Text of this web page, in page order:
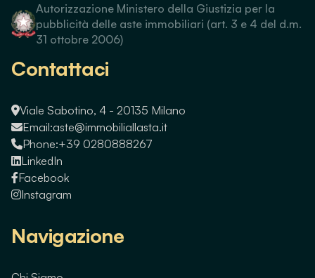
Autorizzazione Ministero della Giustizia per la
pubblicità delle aste immobiliari (art. 3 e 4 del d.m.
31 ottobre 2006)
Contattaci
Viale Sabotino, 4 - 20135 Milano
Email:aste@immobiliallasta.it
Phone:+39 0280888267
LinkedIn
Facebook
Instagram
Navigazione